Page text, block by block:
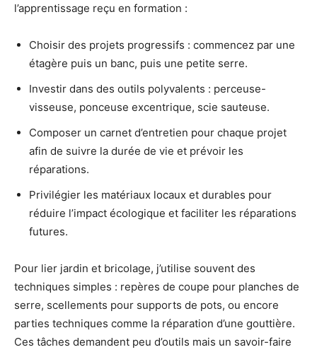
l’apprentissage reçu en formation :
Choisir des projets progressifs : commencez par une
étagère puis un banc, puis une petite serre.
Investir dans des outils polyvalents : perceuse-
visseuse, ponceuse excentrique, scie sauteuse.
Composer un carnet d’entretien pour chaque projet
afin de suivre la durée de vie et prévoir les
réparations.
Privilégier les matériaux locaux et durables pour
réduire l’impact écologique et faciliter les réparations
futures.
Pour lier jardin et bricolage, j’utilise souvent des
techniques simples : repères de coupe pour planches de
serre, scellements pour supports de pots, ou encore
parties techniques comme la réparation d’une gouttière.
Ces tâches demandent peu d’outils mais un savoir-faire